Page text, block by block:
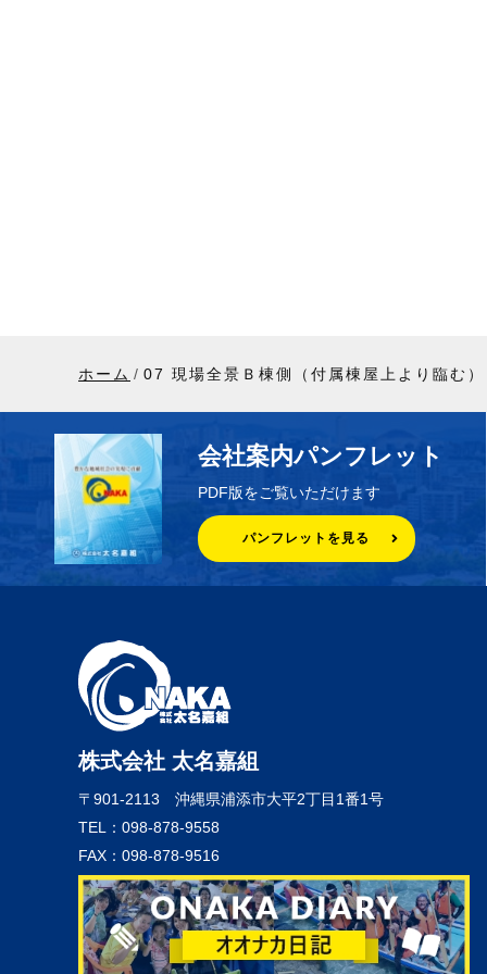
ホーム 07 現場全景Ｂ棟側（付属棟屋上より臨む）
会社案内パンフレット
PDF版をご覧いただけます
パンフレットを見る
株式会社 太名嘉組
〒901-2113 沖縄県浦添市大平2丁目1番1号
TEL：098-878-9558
FAX：098-878-9516